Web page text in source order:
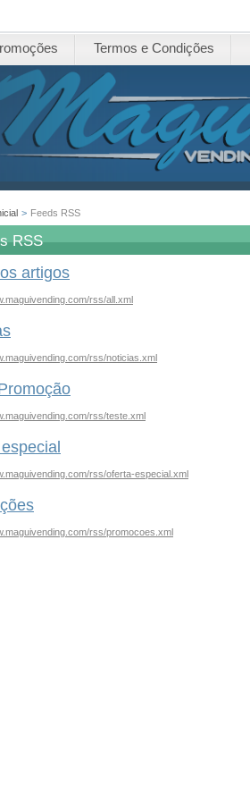
Termos e Condições
> Feeds RSS
RSS
artigos
rss/all.xml
rss/noticias.xml
rss/teste.xml
rss/oferta-especial.xml
rss/promocoes.xml